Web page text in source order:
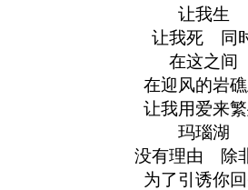
让我生
让我死 同
在这之间
在迎风的岩
让我用爱来
玛瑙湖
没有理由 除
为了引诱你